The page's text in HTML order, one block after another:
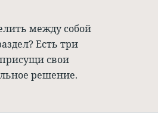
между собой
Есть три
свои
решение.